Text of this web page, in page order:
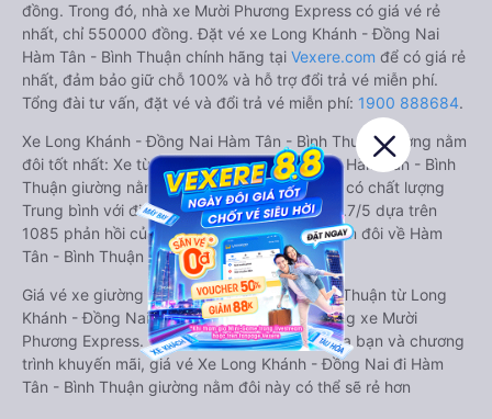
đồng. Trong đó, nhà xe Mười Phương Express có giá vé rẻ
nhất, chỉ 550000 đồng. Đặt vé xe Long Khánh - Đồng Nai
Hàm Tân - Bình Thuận chính hãng tại Vexere.com để có giá rẻ
nhất, đảm bảo giữ chỗ 100% và hỗ trợ đổi trả vé miễn phí.
Tổng đài tư vấn, đặt vé và đổi trả vé miễn phí: 1900 888684.
Xe Long Khánh - Đồng Nai Hàm Tân - Bình Thuận giường nằm
đôi tốt nhất: Xe từ Long Khánh - Đồng Nai đi Hàm Tân - Bình
Thuận giường nằm đôi được đánh giá chung có chất lượng
Trung bình với điểm đánh giá trung bình từ 3.7/5 dựa trên
1085 phản hồi của hành khách Xe giường nằm đôi về Hàm
Tân - Bình Thuận từ Long Khánh - Đồng Nai.
Giá vé xe giường nằm đôi đi Hàm Tân - Bình Thuận từ Long
Khánh - Đồng Nai rẻ nhất là 550000 của hãng xe Mười
Phương Express. Tùy thuộc vào vị trí ngồi của bạn và chương
trình khuyến mãi, giá vé Xe Long Khánh - Đồng Nai đi Hàm
Tân - Bình Thuận giường nằm đôi này có thể sẽ rẻ hơn